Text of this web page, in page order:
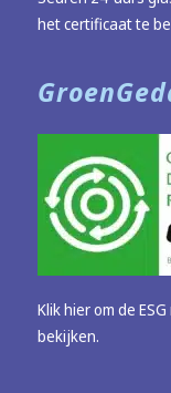
het certificaat te
Klik hier om de
bekijken.